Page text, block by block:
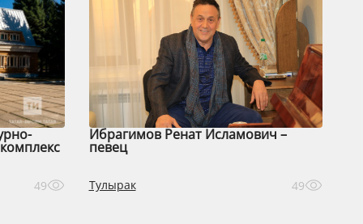
49
Ибрагимов Ренат Исламович –
певец
Тулырак 49